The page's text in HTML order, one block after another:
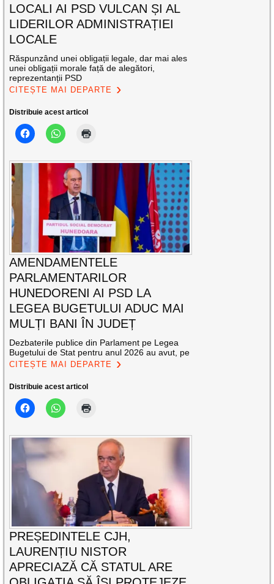
LOCALI AI PSD VULCAN ȘI AL
LIDERILOR ADMINISTRAȚIEI
LOCALE
Răspunzând unei obligații legale, dar mai ales
unei obligații morale față de alegători,
reprezentanții PSD
CITEȘTE MAI DEPARTE
Distribuie acest articol
AMENDAMENTELE
PARLAMENTARILOR
HUNEDORENI AI PSD LA
LEGEA BUGETULUI ADUC MAI
MULȚI BANI ÎN JUDEȚ
Dezbaterile publice din Parlament pe Legea
Bugetului de Stat pentru anul 2026 au avut, pe
CITEȘTE MAI DEPARTE
Distribuie acest articol
PREȘEDINTELE CJH,
LAURENȚIU NISTOR
APRECIAZĂ CĂ STATUL ARE